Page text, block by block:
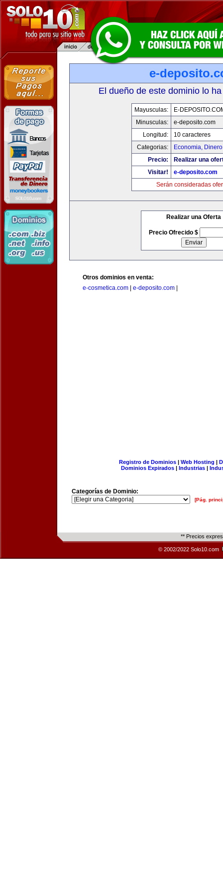
e-
El dueño de este dominio lo
Mayusculas:
E-
Minusculas:
e-deposito.com
Longitud:
10 caracteres
Categorias:
Economia,
Precio:
Realizar una
Visitar!
e-deposito.com
Serán consideradas
Realizar una Oferta
Precio Ofrecido $
Otros dominios en venta:
e-cosmetica.com
e-deposito.com
Registro de Dominios| Web Hosting |
Dominios Expirados | Industrias |
Categorías de Dominio:
[Pág.
** Precios
© 2002/2022 Solo10.com